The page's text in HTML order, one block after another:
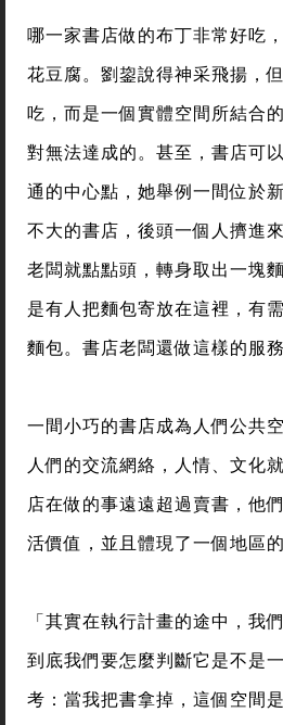
哪一家書店做的布丁非常好吃
花豆腐。劉鋆說得神采飛揚，
吃，而是一個實體空間所結合
對無法達成的。甚至，書店可
通的中心點，她舉例一間位於
不大的書店，後頭一個人擠進
老闆就點點頭，轉身取出一塊
是有人把麵包寄放在這裡，有
麵包。書店老闆還做這樣的服務
一間小巧的書店成為人們公共
人們的交流網絡，人情、文化
店在做的事遠遠超過賣書，他
活價值，並且體現了一個地區
「其實在執行計畫的途中，我
到底我們要怎麼判斷它是不是
考：當我把書拿掉，這個空間